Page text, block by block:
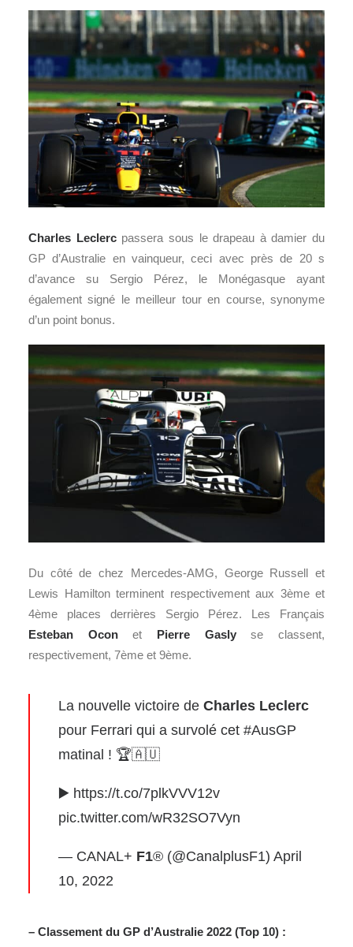
Charles Leclercpassera sous le drapeau à damier du
GP d’Australie en vainqueur, ceci avec près de 20 s
d’avance su Sergio Pérez, le Monégasque ayant
également signé le meilleur tour en course, synonyme
d’un point bonus.
Du côté de chez Mercedes-AMG, George Russell et
Lewis Hamilton terminent respectivement aux 3ème et
4ème places derrières Sergio Pérez. Les Français
Esteban Oconet Pierre Gaslyse classent,
respectivement, 7ème et 9ème.
La nouvelle victoire de Charles Leclerc
pour Ferrari qui a survolé cet #AusGP
matinal ! 🏆🇦🇺
▶️ https://t.co/7plkVVV12v
pic.twitter.com/wR32SO7Vyn
— CANAL+ F1® (@CanalplusF1) April
10, 2022
– Classement du GP d’Australie 2022 (Top 10) :